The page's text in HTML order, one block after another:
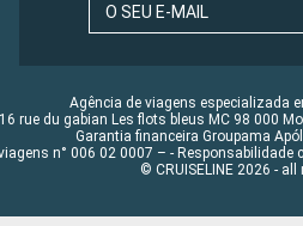
O SEU E-MAIL
Agência de viagens especializada
16 rue du gabian Les flots bleus MC 98 000
Garantia financeira Groupama
n° 006 02 0007 – - Responsabilidade
© CRUISELINE 2026 -